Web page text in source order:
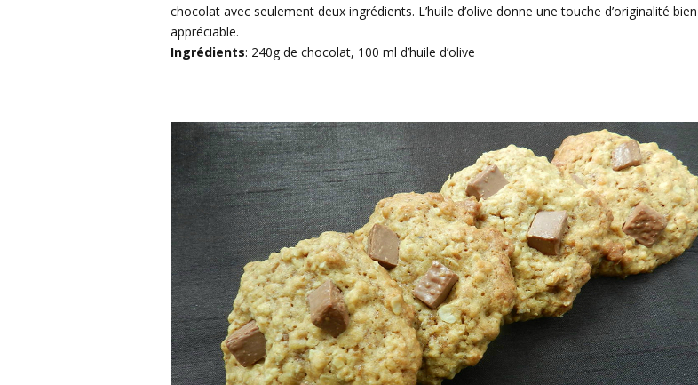
chocolat avec seulement deux ingrédients. L’huile d’olive donne une touche d’originalité bien
appréciable.
Ingrédients: 240g de chocolat, 100 ml d’huile d’olive